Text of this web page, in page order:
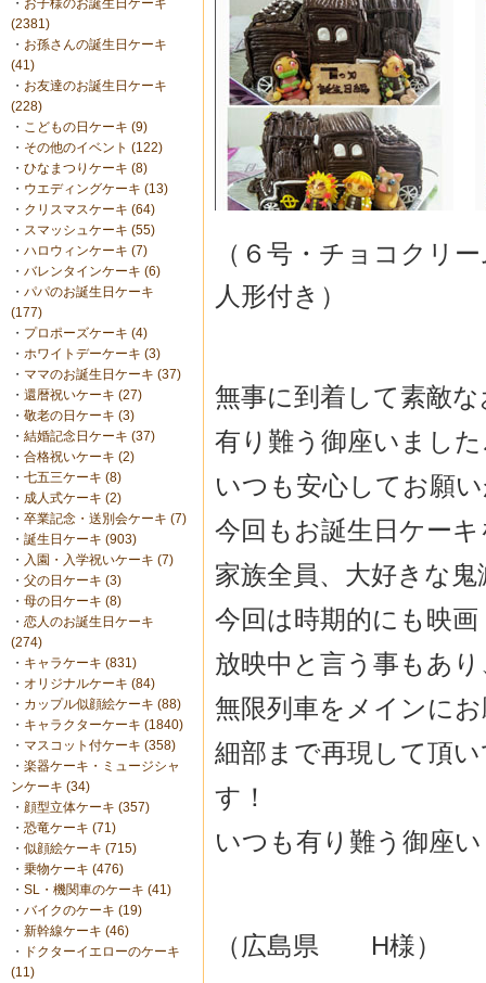
・ お子様のお誕生日ケーキ
(2381)
・ お孫さんの誕生日ケーキ
(41)
・ お友達のお誕生日ケーキ
(228)
・ こどもの日ケーキ (9)
・ その他のイベント (122)
・ ひなまつりケーキ (8)
・ ウエディングケーキ (13)
・ クリスマスケーキ (64)
・ スマッシュケーキ (55)
・ ハロウィンケーキ (7)
・ バレンタインケーキ (6)
・ パパのお誕生日ケーキ
(177)
・ プロポーズケーキ (4)
・ ホワイトデーケーキ (3)
・ ママのお誕生日ケーキ (37)
・ 還暦祝いケーキ (27)
・ 敬老の日ケーキ (3)
・ 結婚記念日ケーキ (37)
・ 合格祝いケーキ (2)
・ 七五三ケーキ (8)
・ 成人式ケーキ (2)
・ 卒業記念・送別会ケーキ (7)
・ 誕生日ケーキ (903)
・ 入園・入学祝いケーキ (7)
・ 父の日ケーキ (3)
・ 母の日ケーキ (8)
・ 恋人のお誕生日ケーキ
(274)
・ キャラケーキ (831)
・ オリジナルケーキ (84)
・ カップル似顔絵ケーキ (88)
・ キャラクターケーキ (1840)
・ マスコット付ケーキ (358)
・ 楽器ケーキ・ミュージシャ
ンケーキ (34)
・ 顔型立体ケーキ (357)
・ 恐竜ケーキ (71)
・ 似顔絵ケーキ (715)
・ 乗物ケーキ (476)
・ SL・機関車のケーキ (41)
・ バイクのケーキ (19)
・ 新幹線ケーキ (46)
・
ドクターイエローのケーキ
(11)
（６号・チョコクリ
人形付き）
無事に到着して素敵
有り難う御座いました
いつも安心してお願
今回もお誕生日ケー
家族全員、大好きな鬼
今回は時期的にも映
放映中と言う事もあり
無限列車をメインに
細部まで再現して頂
す！
いつも有り難う御座
（広島県 H様）